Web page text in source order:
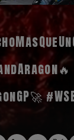
🚀